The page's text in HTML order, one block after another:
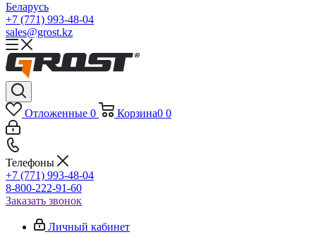
Беларусь
+7 (771) 993-48-04
sales@grost.kz
Отложенные 0 Корзина0 0
Телефоны
+7 (771) 993-48-04
8-800-222-91-60
Заказать звонок
Личный кабинет